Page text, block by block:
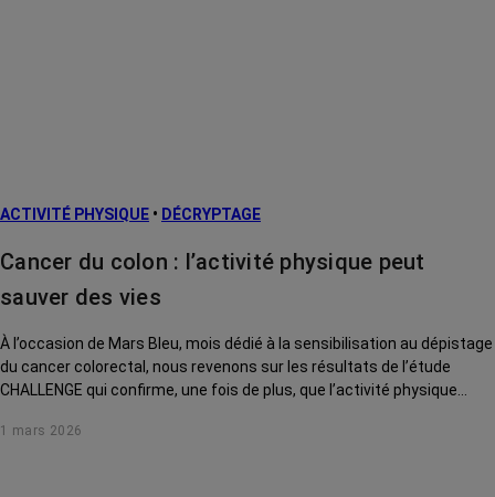
ACTIVITÉ PHYSIQUE • DÉCRYPTAGE
Cancer du colon : l’activité physique peut
sauver des vies
À l’occasion de Mars Bleu, mois dédié à la sensibilisation au dépistage
du cancer colorectal, nous revenons sur les résultats de l’étude
CHALLENGE qui confirme, une fois de plus, que l’activité physique
1 mars 2026